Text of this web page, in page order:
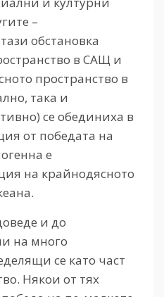
–
обстановка
в САЩ и
пространство в
така и
се обединиха в
от победата на
е
на крайнодясното
и до
на много
се като част
Някои от тях